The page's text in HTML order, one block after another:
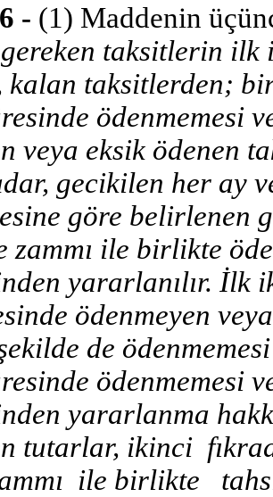
- (1) Maddenin
taksitlerin ilk
kalan taksitlerden;
ödenmemesi
veya eksik ödenen
gecikilen her ay
göre belirlenen
zammı ile birlikte
yararlanılır. İlk
ödenmeyen
de
ödenmemesi
yararlanma
tutarlar, ikinci
ile birlikte